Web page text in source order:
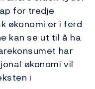
for tredje
økonomi er i ferd
kan se ut til å ha
har
økonomi vil
i